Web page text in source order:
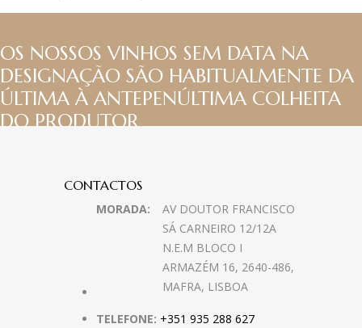
OS NOSSOS VINHOS SEM DATA NA
DESIGNAÇÃO SÃO HABITUALMENTE DA
ÚLTIMA À ANTEPENÚLTIMA COLHEITA
DO PRODUTOR
CONTACTOS
MORADA:
AV DOUTOR FRANCISCO
SÁ CARNEIRO 12/12A
N.E.M BLOCO I
ARMAZÉM 16, 2640-486,
MAFRA, LISBOA
TELEFONE: +351 935 288 627